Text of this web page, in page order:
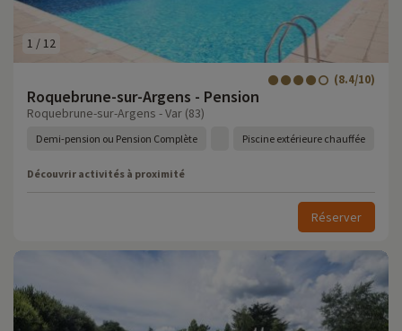
1 / 12
Roquebrune-sur-Argens - Pension
(8.4/10)
Roquebrune-sur-Argens - Var (83)
Demi-pension ou Pension Complète Piscine extérieure chauffée
Découvrir activités à proximité
Réserver